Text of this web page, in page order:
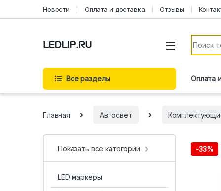
Новости Оплата и доставка Отзывы
Все разделы Оплата
Главная Автосвет
-33%
Показать все категории
LED маркеры